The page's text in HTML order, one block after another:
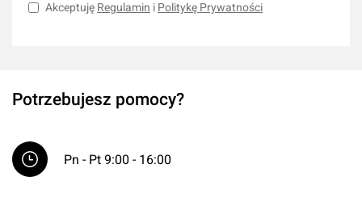
Akceptuję Regulamin i Politykę Prywatności
Potrzebujesz pomocy?
Pn - Pt 9:00 - 16:00